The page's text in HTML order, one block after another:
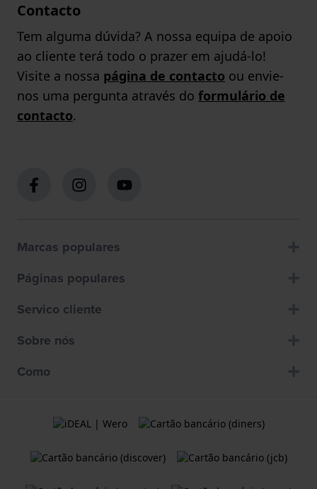
Contacto
Tem alguma dúvida? A nossa equipa de apoio
ao cliente terá todo o prazer em ajudá-lo!
Visite a nossa página de contacto ou envie-
nos uma pergunta através do formulário de
contacto.
Marcas populares
Páginas populares
Servico cliente
Sobre nós
Como